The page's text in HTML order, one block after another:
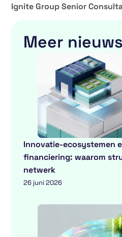
Ignite Group Senior
Meer nieuws
Innovatie-ecosystemen
financiering: waarom
netwerk
26 juni 2026